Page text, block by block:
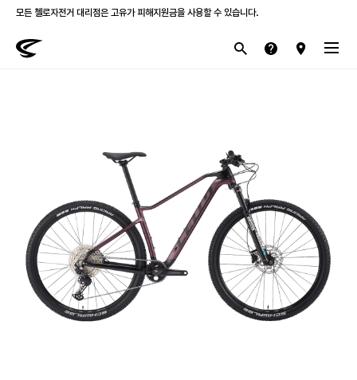
모든 첼로자전거 대리점은 고유가 피해지원금을 사용할 수 있습니다.
첼로 전 제품 삼성카드 / KB국민카드 12개월 무이자 할부 행사를 진행하고 있습니다.